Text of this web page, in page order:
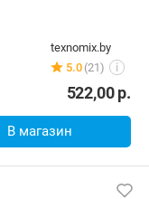
texnomix.by
5.0 (21) i
522,00р.
В магазин